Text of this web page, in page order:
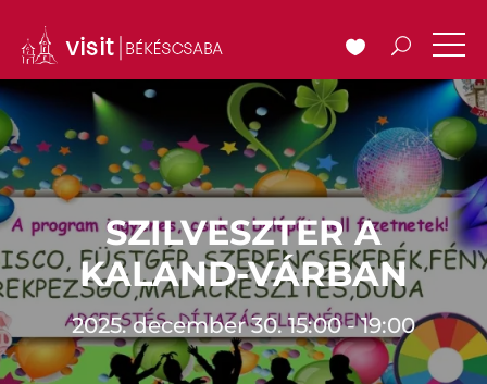
SZILVESZTER A
KALAND-VÁRBAN
2025. december 30. 15:00 - 19:00